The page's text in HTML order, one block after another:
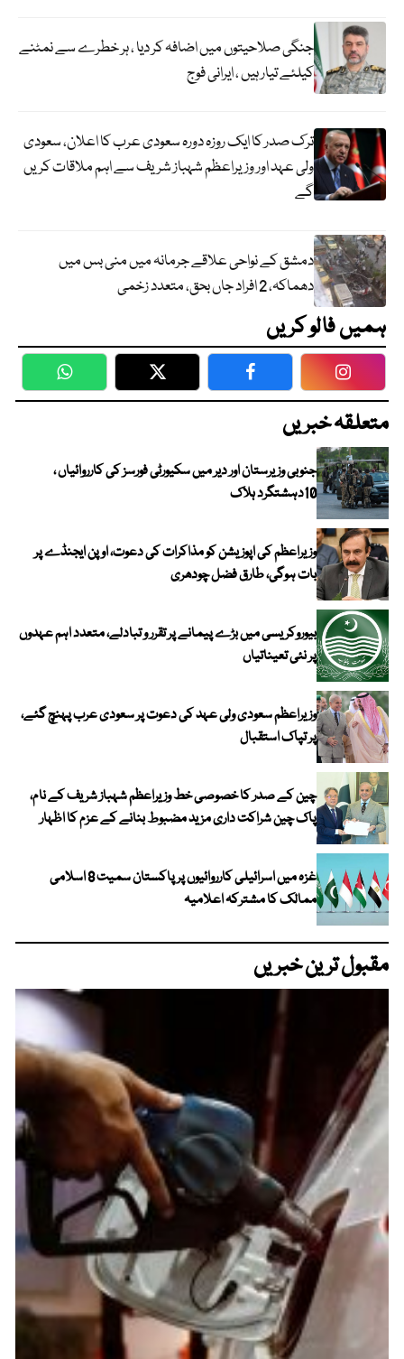
جنگی صلاحیتوں میں اضافہ کر دیا ، ہر خطرے سے نمٹنے
کیلئے تیار ہیں ، ایرانی فوج
ترک صدر کا ایک روزہ دورہ سعودی عرب کا اعلان، سعودی
ولی عہد اور وزیراعظم شہباز شریف سے اہم ملاقات کریں
گے
دمشق کے نواحی علاقے جرمانہ میں منی بس میں
دھماکہ، 2 افراد جاں بحق، متعدد زخمی
ہمیں فالو کریں
WhatsApp Twitter Facebook
متعلقہ خبریں
جنوبی وزیرستان اور دیر میں سکیورٹی فورسز کی کارروائیاں ،
10دہشتگرد ہلاک
وزیراعظم کی اپوزیشن کو مذاکرات کی دعوت، اوپن ایجنڈے پر
بات ہوگی، طارق فضل چودھری
بیوروکریسی میں بڑے پیمانے پر تقرر و تبادلے، متعدد اہم عہدوں
پر نئی تعیناتیاں
وزیراعظم سعودی ولی عہد کی دعوت پر سعودی عرب پہنچ گئے،
پر تپاک استقبال
چین کے صدر کا خصوصی خط وزیراعظم شہباز شریف کے نام،
پاک چین شراکت داری مزید مضبوط بنانے کے عزم کا اظہار
غزہ میں اسرائیلی کارروائیوں پر پاکستان سمیت 8 اسلامی
ممالک کا مشترکہ اعلامیہ
مقبول ترین خبریں